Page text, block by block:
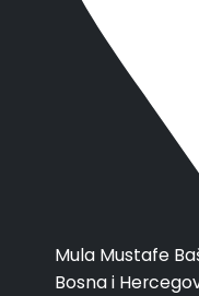
Mula Mustafe
Bosna i